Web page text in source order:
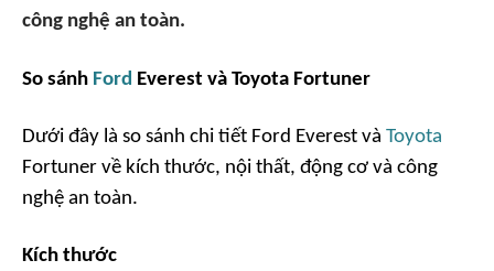
công nghệ an toàn.
So sánh Ford Everest và Toyota Fortuner
Dưới đây là so sánh chi tiết Ford Everest và Toyota
Fortuner về kích thước, nội thất, động cơ và công
nghệ an toàn.
Kích thước